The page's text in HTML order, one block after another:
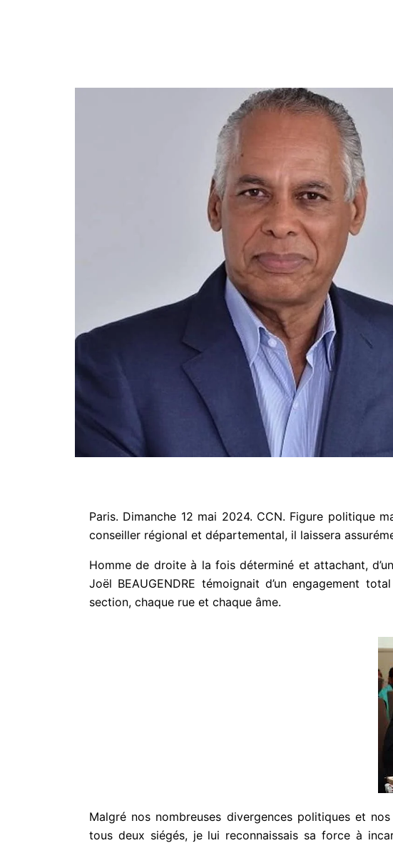
Paris. Dimanche 12 mai 2024. CCN. Figure politique
conseiller régional et départemental, il laissera
Homme de droite à la fois déterminé et attachant,
Joël BEAUGENDRE témoignait d’un engagement
section, chaque rue et chaque âme.
Malgré nos nombreuses divergences politiques et
tous deux siégés, je lui reconnaissais sa force à